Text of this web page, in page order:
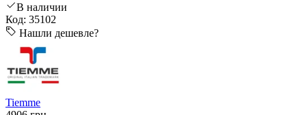
В наличии
Код: 35102
Нашли дешевле?
Tiemme